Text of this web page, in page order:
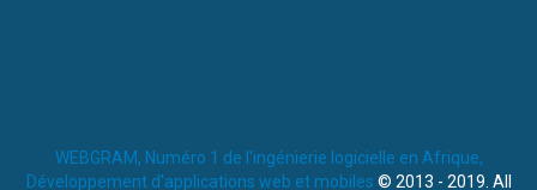
WEBGRAM, Numéro 1 de l'ingénierie logicielle en Afrique,
Développement d'applications web et mobiles © 2013 - 2019. All